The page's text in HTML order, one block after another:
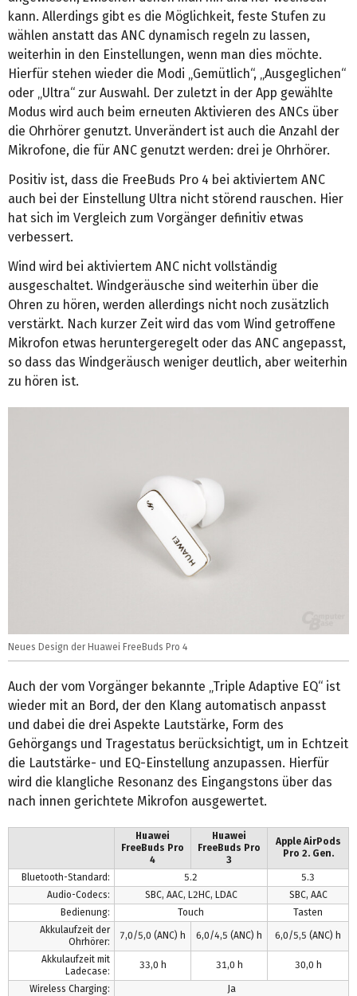
kann. Allerdings gibt es die Möglichkeit, feste Stufen zu
wählen anstatt das ANC dynamisch regeln zu lassen,
weiterhin in den Einstellungen, wenn man dies möchte.
Hierfür stehen wieder die Modi „Gemütlich“, „Ausgeglichen“
oder „Ultra“ zur Auswahl. Der zuletzt in der App gewählte
Modus wird auch beim erneuten Aktivieren des ANCs über
die Ohrhörer genutzt. Unverändert ist auch die Anzahl der
Mikrofone, die für ANC genutzt werden: drei je Ohrhörer.
Positiv ist, dass die FreeBuds Pro 4 bei aktiviertem ANC
auch bei der Einstellung Ultra nicht störend rauschen. Hier
hat sich im Vergleich zum Vorgänger definitiv etwas
verbessert.
Wind wird bei aktiviertem ANC nicht vollständig
ausgeschaltet. Windgeräusche sind weiterhin über die
Ohren zu hören, werden allerdings nicht noch zusätzlich
verstärkt. Nach kurzer Zeit wird das vom Wind getroffene
Mikrofon etwas heruntergeregelt oder das ANC angepasst,
so dass das Windgeräusch weniger deutlich, aber weiterhin
zu hören ist.
Neues Design der Huawei FreeBuds Pro 4
Auch der vom Vorgänger bekannte „Triple Adaptive EQ“ ist
wieder mit an Bord, der den Klang automatisch anpasst
und dabei die drei Aspekte Lautstärke, Form des
Gehörgangs und Tragestatus berücksichtigt, um in Echtzeit
die Lautstärke- und EQ-Einstellung anzupassen. Hierfür
wird die klangliche Resonanz des Eingangstons über das
nach innen gerichtete Mikrofon ausgewertet.
Huawei
FreeBuds Pro
4
Huawei
FreeBuds Pro
3
Apple AirPods
Pro 2. Gen.
Bluetooth-Standard: 5.2
5.3
Audio-Codecs:
SBC, AAC, L2HC, LDAC
SBC, AAC
Bedienung:
Touch
Tasten
Akkulaufzeit der
Ohrhörer:
7,0/5,0 (ANC) h 6,0/4,5 (ANC) h 6,0/5,5 (ANC) h
Akkulaufzeit mit
Ladecase:
33,0 h 31,0 h 30,0 h
Wireless Charging:
Ja